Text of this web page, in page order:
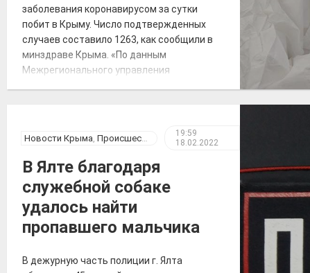
заболевания коронавирусом за сутки
побит в Крыму. Число подтвержденных
случаев составило 1263, как сообщили в
минздраве Крыма. «По данным
Межрегионального управления
зарегистрировано 1263 случая новой
коронавирусной инфекции, всего
выявлено 151605 положительных на
Новости Крыма Происшествия
19:59
18.02.2022
В Ялте благодаря
служебной собаке
удалось найти
пропавшего мальчика
В дежурную часть полиции г. Ялта